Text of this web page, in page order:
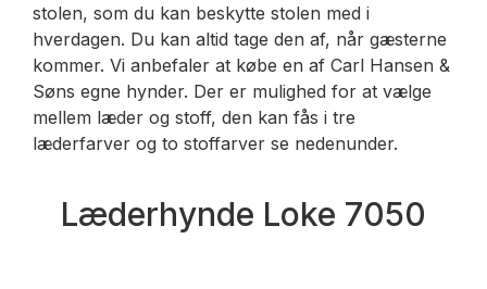
stolen, som du kan beskytte stolen med i
hverdagen. Du kan altid tage den af, når gæsterne
kommer. Vi anbefaler at købe en af Carl Hansen &
Søns egne hynder. Der er mulighed for at vælge
mellem læder og stoff, den kan fås i tre
læderfarver og to stoffarver se nedenunder.
Læderhynde Loke 7050